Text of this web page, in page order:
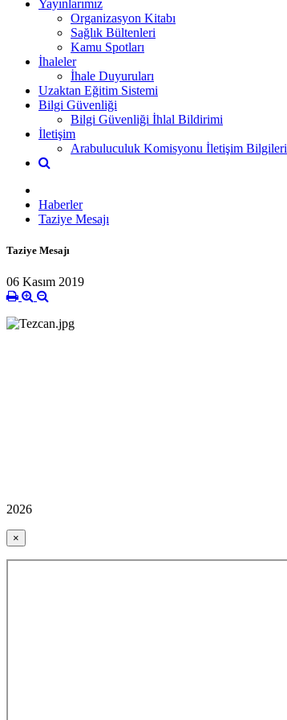
Yayınlarımız
Organizasyon Kitabı
Sağlık Bültenleri
Kamu Spotları
İhaleler
İhale Duyuruları
Uzaktan Eğitim Sistemi
Bilgi Güvenliği
Bilgi Güvenliği İhlal Bildirimi
İletişim
Arabuluculuk Komisyonu İletişim Bilgileri
Haberler
Taziye Mesajı
Taziye Mesajı
06 Kasım 2019
2026
×